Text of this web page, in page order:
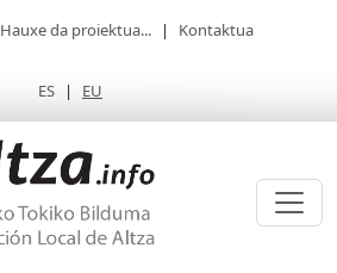
Hauxe da proiektua... | Kontaktua
ES | EU